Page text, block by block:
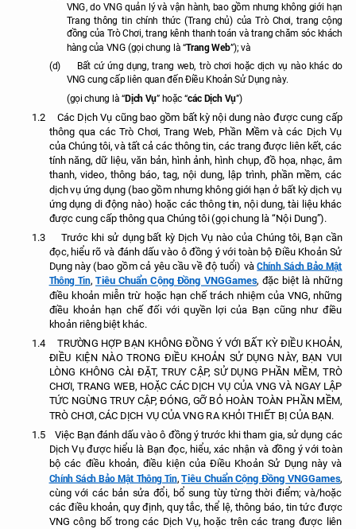
VNG, do VNG quản lý và vận hành, bao gồm nhưng không giới hạn
Trang thông tin chính thức (Trang chủ) của Trò Chơi, trang cộng
đồng của Trò Chơi, trang kênh thanh toán và trang chăm sóc khách
hàng của VNG (gọi chung là “Trang Web”); và
(d)
Bất cứ ứng dụng, trang web, trò chơi hoặc dịch vụ nào khác do
VNG cung cấp liên quan đến Điều Khoản Sử Dụng này.
(gọi chung là “Dịch Vụ” hoặc “các Dịch Vụ”)
1.2 Các Dịch Vụ cũng bao gồm bất kỳ nội dung nào được cung cấp
thông qua các Trò Chơi, Trang Web, Phần Mềm và các Dịch Vụ
của Chúng tôi, và tất cả các thông tin, các trang được liên kết, các
tính năng, dữ liệu, văn bản, hình ảnh, hình chụp, đồ họa, nhạc, âm
thanh, video, thông báo, tag, nội dung, lập trình, phần mềm, các
dịch vụ ứng dụng (bao gồm nhưng không giới hạn ở bất kỳ dịch vụ
ứng dụng di động nào) hoặc các thông tin, nội dung, tài liệu khác
được cung cấp thông qua Chúng tôi (gọi chung là “Nội Dung”).
1.3 Trước khi sử dụng bất kỳ Dịch Vụ nào của Chúng tôi, Bạn cần
đọc, hiểu rõ và đánh dấu vào ô đồng ý với toàn bộ Điều Khoản Sử
Dụng này (bao gồm cả yêu cầu về độ tuổi) vàChính Sách Bảo Mật
Thông Tin, Tiêu Chuẩn Cộng Đồng VNGGames, đặc biệt là những
điều khoản miễn trừ hoặc hạn chế trách nhiệm của VNG, những
điều khoản hạn chế đối với quyền lợi của Bạn cũng như điều
khoản riêng biệt khác.
1.4 TRƯỜNG HỢP BẠN KHÔNG ĐỒNG Ý VỚI BẤT KỲ ĐIỀU KHOẢN,
ĐIỀU KIỆN NÀO TRONG ĐIỀU KHOẢN SỬ DỤNG NÀY, BẠN VUI
LÒNG KHÔNG CÀI ĐẶT, TRUY CẬP, SỬ DỤNG PHẦN MỀM, TRÒ
CHƠI, TRANG WEB, HOẶC CÁC DỊCH VỤ CỦA VNG VÀ NGAY LẬP
TỨC NGỪNG TRUY CẬP, ĐÓNG, GỠ BỎ HOÀN TOÀN PHẦN MỀM,
TRÒ CHƠI, CÁC DỊCH VỤ CỦA VNG RA KHỎI THIẾT BỊ CỦA BẠN.
1.5
Việc Bạn đánh dấu vào ô đồng ý trước khi tham gia, sử dụng các
Dịch Vụ được hiểu là Bạn đọc, hiểu, xác nhận và đồng ý với toàn
bộ các điều khoản, điều kiện của Điều Khoản Sử Dụng này và
Chính Sách Bảo Mật Thông Tin,Tiêu Chuẩn Cộng Đồng VNGGames,
cùng với các bản sửa đổi, bổ sung tùy từng thời điểm; và/hoặc
các điều khoản, quy định, quy tắc, thể lệ, thông báo, tin tức được
VNG công bố trong các Dịch Vụ, hoặc trên các trang được liên